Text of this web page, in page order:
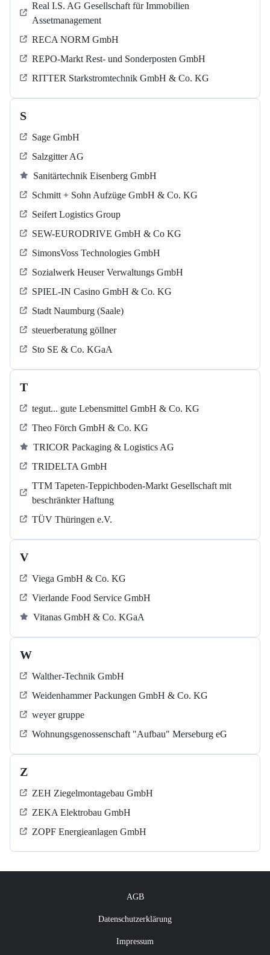
Real I.S. AG Gesellschaft für Immobilien
Assetmanagement
RECA NORM GmbH
REPO-Markt Rest- und Sonderposten GmbH
RITTER Starkstromtechnik GmbH & Co. KG
S
Sage GmbH
Salzgitter AG
Sanitärtechnik Eisenberg GmbH
Schmitt + Sohn Aufzüge GmbH & Co. KG
Seifert Logistics Group
SEW-EURODRIVE GmbH & Co KG
SimonsVoss Technologies GmbH
Sozialwerk Heuser Verwaltungs GmbH
SPIEL-IN Casino GmbH & Co. KG
Stadt Naumburg (Saale)
steuerberatung göllner
Sto SE & Co. KGaA
T
tegut... gute Lebensmittel GmbH & Co. KG
Theo Förch GmbH & Co. KG
TRICOR Packaging & Logistics AG
TRIDELTA GmbH
TTM Tapeten-Teppichboden-Markt Gesellschaft mit
beschränkter Haftung
TÜV Thüringen e.V.
V
Viega GmbH & Co. KG
Vierlande Food Service GmbH
Vitanas GmbH & Co. KGaA
W
Walther-Technik GmbH
Weidenhammer Packungen GmbH & Co. KG
weyer gruppe
Wohnungsgenossenschaft "Aufbau" Merseburg eG
Z
ZEH Ziegelmontagebau GmbH
ZEKA Elektrobau GmbH
ZOPF Energieanlagen GmbH
AGB
Datenschutzerklärung
Impressum